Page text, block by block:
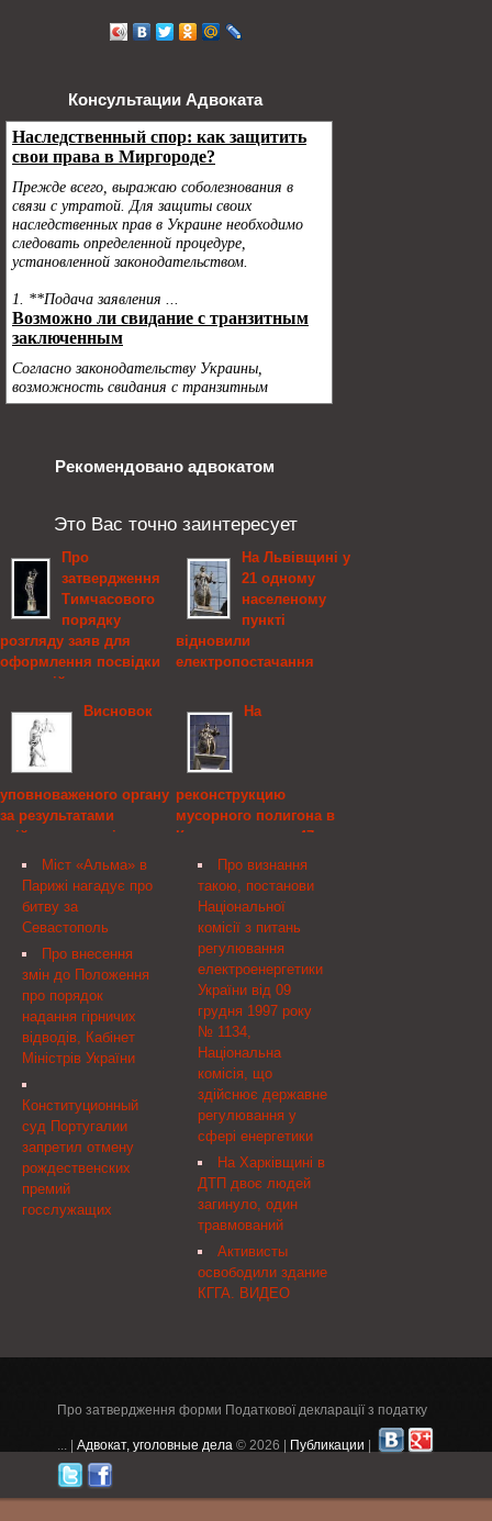
Консультации Адвоката
Рекомендовано адвокатом
Это Вас точно заинтересует
Про
затвердження
Тимчасового
порядку
розгляду заяв для
оформлення посвідки
на постійне проживання
та посвідки на
тимчасове проживання,
Міністерство внутрішніх
справ України
Зареєстровано в
Міністерстві юстиції
за № 1335/23867 Про
затвердження
Тимчасового порядку
розгляду заяв для
оформлення посвідки на
постійне проживання та
посвідки на тимчасове
проживання
Висновок
уповноваженого органу
за результатами
здійснення моніторингу
державних закупівель,
Міністерство
економічного розвитку і
торгівлі України
Міністерству
закордонних справ
України Михайлівська
площа, 1, м. Київ, 01018
Державній казначейській
службі України вул.
01601
Міст «Альма» в
Парижі нагадує про
битву за
Севастополь
Про внесення
змін до Положення
про порядок
надання гірничих
відводів, Кабінет
Міністрів України
Конституционный
суд Португалии
запретил отмену
рождественских
премий
госслужащих
На Львівщині у
21 одному
населеному
пункті
відновили
електропостачання
відновлено
електропостачання 21
населеного пункту,
знеструмленого
внаслідок несприятливих
погодних умов.
На
реконструкцию
мусорного полигона в
Киеве выделили 47 млн
Кабинет
министровУкраины
выделил Киевской
городской
госадминистрации (КГГА)
47 млн грн на
предотвращение
чрезвычайной ситуации
на полигоне твердых
бытовых отходов N5 в
селе Подгорцы
Обуховского ...
Про визнання
такою, постанови
Національної
комісії з питань
регулювання
електроенергетики
України від 09
грудня 1997 року
№ 1134,
Національна
комісія, що
здійснює державне
регулювання у
сфері енергетики
На Харківщині в
ДТП двоє людей
загинуло, один
травмований
Активисты
освободили здание
КГГА. ВИДЕО
Про затвердження форми Податкової декларації з податку
... | Адвокат, уголовные дела © 2026 | Публикации |